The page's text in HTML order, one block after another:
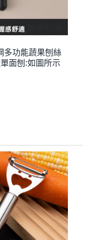
多功能蔬果刨絲
面刨:如圖所示